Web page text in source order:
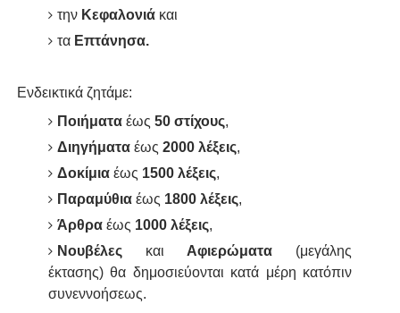
την Κεφαλονιάκαι
τα Επτάνησα.
Ενδεικτικά ζητάμε:
Ποιήματα έως 50 στίχους,
Διηγήματα έως 2000 λέξεις,
Δοκίμια έως 1500 λέξεις,
Παραμύθια έως 1800 λέξεις,
Άρθρα έως 1000 λέξεις,
Νουβέλες και Αφιερώματα (μεγάλης
έκτασης) θα δημοσιεύονται κατά μέρη κατόπιν
συνεννοήσεως.